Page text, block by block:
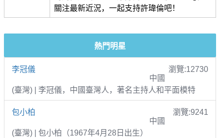
關注最新近況，一起支持許瑋倫吧！
熱門明星
李冠儀
瀏覽:12730
中國
(臺灣) | 李冠儀，中國臺灣人，著名主持人和平面模特
包小柏
瀏覽:9241
中國
(臺灣) | 包小柏（1967年4月28日出生）